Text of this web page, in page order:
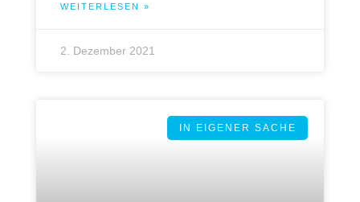
WEITERLESEN »
2. Dezember 2021
IN EIGENER SACHE